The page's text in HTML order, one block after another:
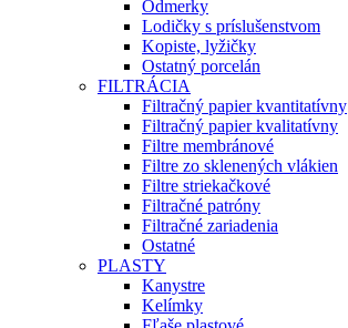
Odmerky
Lodičky s príslušenstvom
Kopiste, lyžičky
Ostatný porcelán
FILTRÁCIA
Filtračný papier kvantitatívny
Filtračný papier kvalitatívny
Filtre membránové
Filtre zo sklenených vlákien
Filtre striekačkové
Filtračné patróny
Filtračné zariadenia
Ostatné
PLASTY
Kanystre
Kelímky